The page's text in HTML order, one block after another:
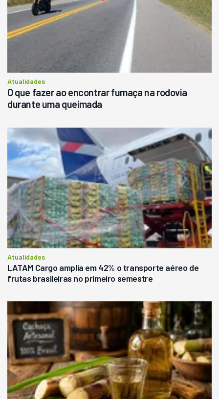
Atualidades
O que fazer ao encontrar fumaça na rodovia
durante uma queimada
Atualidades
LATAM Cargo amplia em 42% o transporte aéreo de
frutas brasileiras no primeiro semestre